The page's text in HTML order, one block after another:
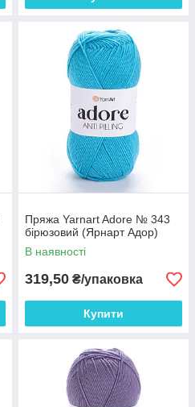
Пряжа Yarnart Adore № 343
бірюзовий (Ярнарт Адор)
В наявності
319,50 ₴/упаковка
Купити